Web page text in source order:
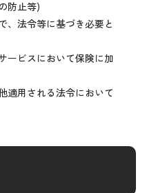
防止等)
、法令等に基づき必要と
ービスにおいて保険に加
適用される法令において